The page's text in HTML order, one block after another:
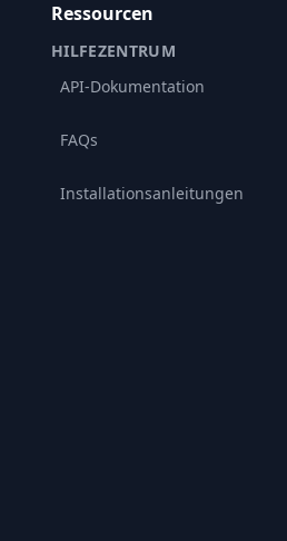
Ressourcen
HILFEZENTRUM
API-Dokumentation
FAQs
Installationsanleitungen